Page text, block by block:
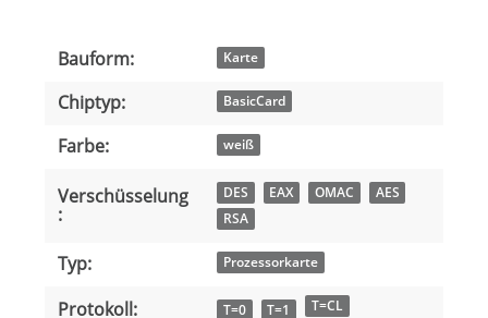
Produkteigenschaft
Wert
Bauform: Karte
Chiptyp: BasicCard
Farbe: weiß
Verschüsselung
:
DES EAX OMAC
AES
RSA
Typ: Prozessorkarte
Protokoll: T=0 T=1 T=CL